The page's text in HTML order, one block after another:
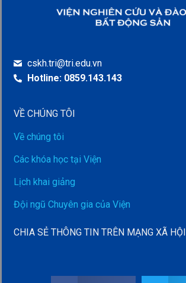
cskh.tri@tri.edu.vn
Hotline: 0859.143.143
VỀ CHÚNG TÔI
Về chúng tôi
Các khóa học tại Viện
Lịch khai giảng
Đội ngũ Chuyên gia của Viện
CHIA SẺ THÔNG TIN TRÊN MẠNG XÃ HỘI